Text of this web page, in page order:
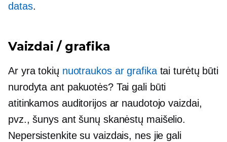
datas.
Vaizdai / grafika
Ar yra tokių nuotraukos ar grafikatai turėtų būti
nurodyta ant pakuotės? Tai gali būti
atitinkamos auditorijos ar naudotojo vaizdai,
pvz., šunys ant šunų skanėstų maišelio.
Nepersistenkite su vaizdais, nes jie gali